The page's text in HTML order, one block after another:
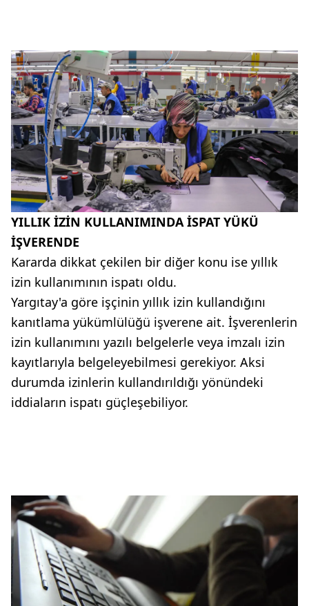
YILLIK İZİN KULLANIMINDA İSPAT YÜKÜ
İŞVERENDE
Kararda dikkat çekilen bir diğer konu ise yıllık
izin kullanımının ispatı oldu.
Yargıtay'a göre işçinin yıllık izin kullandığını
kanıtlama yükümlülüğü işverene ait. İşverenlerin
izin kullanımını yazılı belgelerle veya imzalı izin
kayıtlarıyla belgeleyebilmesi gerekiyor. Aksi
durumda izinlerin kullandırıldığı yönündeki
iddiaların ispatı güçleşebiliyor.